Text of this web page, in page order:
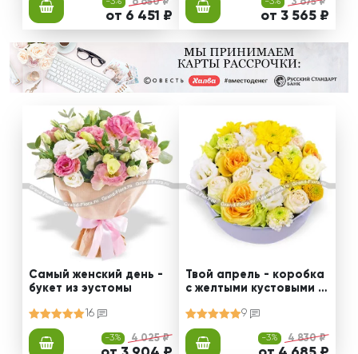
от 6 451 ₽ от 3 565 ₽
Самый женский день -
букет из эустомы
16
-3% 4 025 ₽
Твой апрель - коробка
с желтыми кустовыми р
9
-3% 4 830 ₽